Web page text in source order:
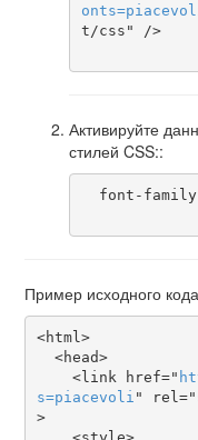
onts=
t/css" />
Активируйте
стилей CSS::
Пример исходного
<html>
    <link href="
s=piacevoli "
>